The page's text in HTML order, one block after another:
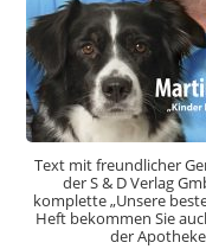
Text mit freundlicher
der S & D Verlag
komplette „Unsere
Heft bekommen Sie
der